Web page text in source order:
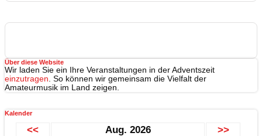
Über diese Website
Wir laden Sie ein Ihre Veranstaltungen in der Adventszeit
einzutragen . So können wir gemeinsam die Vielfalt der
Amateurmusik im Land zeigen.
Kalender
<< Aug. 2026 >>